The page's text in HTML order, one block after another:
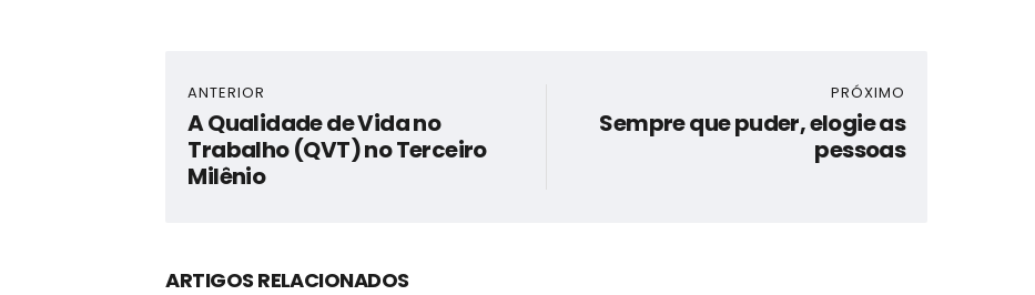
ANTERIOR
A Qualidade de Vida no
Trabalho (QVT) no Terceiro
Milênio
PRÓXIMO
Sempre que puder, elogie as
pessoas
ARTIGOS RELACIONADOS